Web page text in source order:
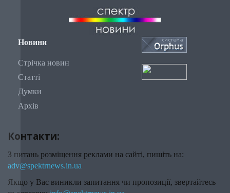
Новини
Стрічка новин
Статті
Думки
Архів
Контакти:
З питань розміщення реклами на сайті, пишіть на:
adv@spektrnews.in.ua
Якщо у Вас виникли запитання чи пропозиції, звертайтесь